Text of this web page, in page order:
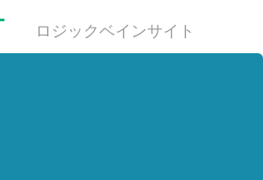
ロジックベインサイト